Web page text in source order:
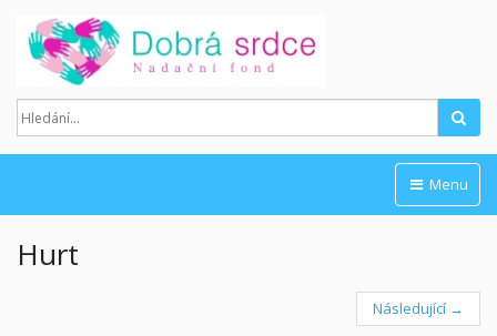
Menu
Hurt
Následující →